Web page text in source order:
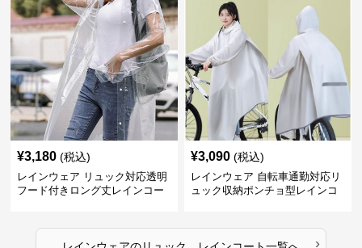
¥3,180 (税込)
レインウェア リュック対応透明
フード付きロング丈レインコー
¥3,090 (税込)
レインウェア 自転車通勤対応リ
ュック収納ポンチョ型レインコ
›